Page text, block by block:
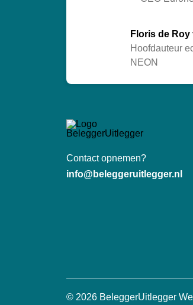
Floris de
Hoofdauteur
NEON
Contact opnemen?
info@beleggeruitlegger.nl
© 2026 BeleggerUitlegger